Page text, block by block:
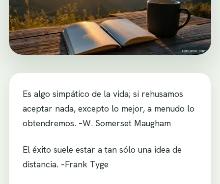
Es algo simpático de la vida; si rehusamos
aceptar nada, excepto lo mejor, a menudo lo
obtendremos. –W. Somerset Maugham
El éxito suele estar a tan sólo una idea de
distancia. –Frank Tyge